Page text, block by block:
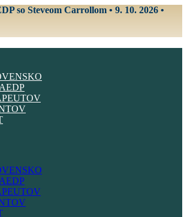
so Steveom Carrollom • 9. 10. 2026 •